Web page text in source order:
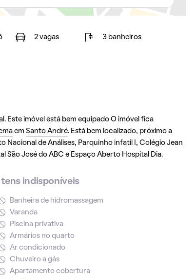
2 vagas 3 banheiros
Este imóvel está bem equipado O imóvel fica
em Santo André. Está bem localizado, próximo a
Nacional de Análises, Parquinho infatil I, Colégio Jean
São José do ABC e Espaço Aberto Hospital Dia.
Itens indisponíveis
Banheira de hidromassagem
Varanda
Piscina privativa
Armários no quarto
Ar condicionado
Chuveiro a gás
Apartamento cobertura